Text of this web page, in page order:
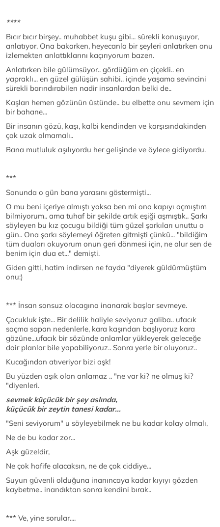
****
Bıcır bıcır birşey.. muhabbet kuşu gibi... sürekli konuşuyor,
anlatıyor. Ona bakarken, heyecanla bir şeyleri anlatırken onu
izlemekten anlattıklarını kaçırıyorum bazen.
Anlatırken bile gülümsüyor.. gördüğüm en çiçekli.. en
yapraklı... en güzel gülüşün sahibi.. içinde yaşama sevincini
sürekli barındırabilen nadir insanlardan belki de..
Kaşları hemen gözünün üstünde.. bu elbette onu sevmem için
bir bahane...
Bir insanın gözü, kaşı, kalbi kendinden ve karşısındakinden
çok uzak olmamalı..
Bana mutluluk aşılıyordu her gelişinde ve öylece gidiyordu.
***
Sonunda o gün bana yarasını göstermişti...
O mu beni içeriye almıştı yoksa ben mi ona kapıyı açmıştım
bilmiyorum.. ama tuhaf bir şekilde artık eşiği aşmıştık.. Şarkı
söyleyen bu kız çocugu bildiği tüm güzel şarkıları unuttu o
gün.. Ona şarkı söylemeyi öğreten gitmişti çünkü... "bildiğim
tüm duaları okuyorum onun geri dönmesi için, ne olur sen de
benim için dua et..." demişti.
Giden gitti, hatim indirsen ne fayda "diyerek güldürmüştüm
onu:)
*** İnsan sonsuz olacagına inanarak başlar sevmeye.
Çocukluk işte... Bir delilik haliyle seviyoruz galiba.. ufacık
saçma sapan nedenlerle, kara kaşından başlıyoruz kara
gözüne...ufacık bir sözünde anlamlar yükleyerek geleceğe
dair planlar bile yapabiliyoruz.. Sonra yerle bir oluyoruz..
Kucağından atıveriyor bizi aşk!
Bu yüzden aşık olan anlamaz .. "ne var ki? ne olmuş ki?
"diyenleri.
sevmek küçücük bir şey aslında,
küçücük bir zeytin tanesi kadar...
"Seni seviyorum" u söyleyebilmek ne bu kadar kolay olmalı,
Ne de bu kadar zor...
Aşk güzeldir,
Ne çok hafife alacaksın, ne de çok ciddiye...
Suyun güvenli olduğuna inanıncaya kadar kıyıyı gözden
kaybetme.. inandıktan sonra kendini bırak..
*** Ve, yine sorular....